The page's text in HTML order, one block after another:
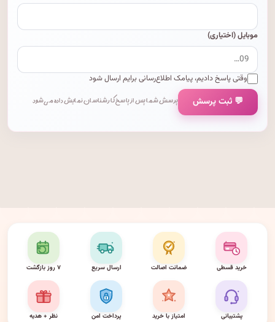
موبایل (اختیاری)
وقتی پاسخ دادیم، پیامک اطلاع‌رسانی برایم ارسال شود
💬 ثبت پرسش پرسش شما پس از پاسخ کارشناسان نمایش داده می‌شود.
خرید قسطی ضمانت اصالت ارسال سریع ۷ روز بازگشت
پشتیبانی امتیاز با خرید پرداخت امن نظر + هدیه